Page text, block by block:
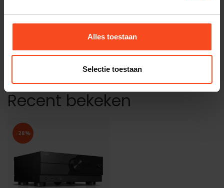
Alles toestaan
Selectie toestaan
Op voorraad
Recent bekeken
-28%